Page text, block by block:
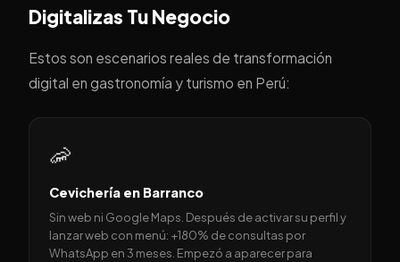
Digitalizas Tu Negocio
Estos son escenarios reales de transformación
digital en gastronomía y turismo en Perú:
🦐
Cevichería en Barranco
Sin web ni Google Maps. Después de activar su perfil y
lanzar web con menú: +180% de consultas por
WhatsApp en 3 meses. Empezó a aparecer para